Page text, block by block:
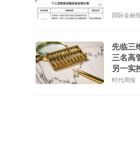
国际金融
先临三
三名高
另一实
时代周报